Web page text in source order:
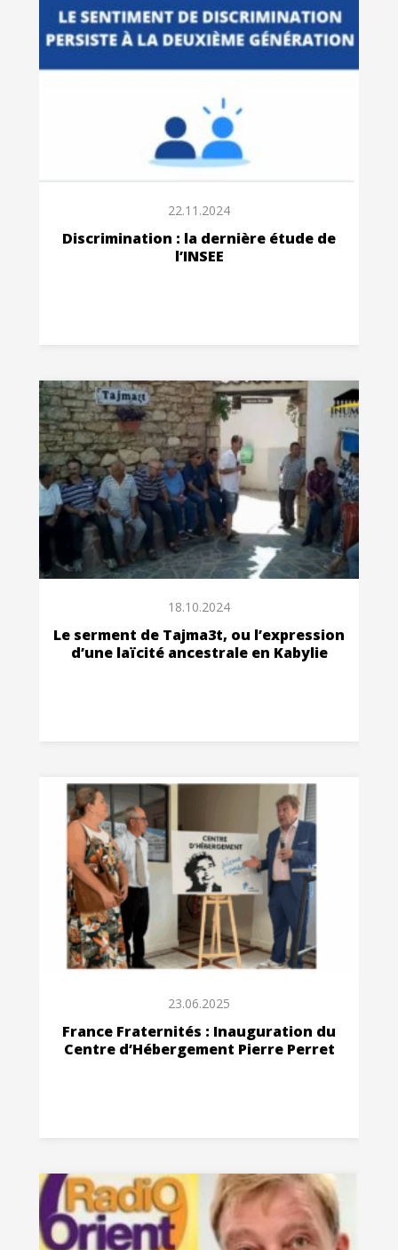
22.11.2024
Discrimination : la dernière étude de
l’INSEE
18.10.2024
Le serment de Tajma3t, ou l’expression
d’une laïcité ancestrale en Kabylie
23.06.2025
France Fraternités : Inauguration du
Centre d’Hébergement Pierre Perret